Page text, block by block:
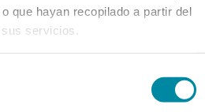
que hayan recopilado a partir del
servicios.